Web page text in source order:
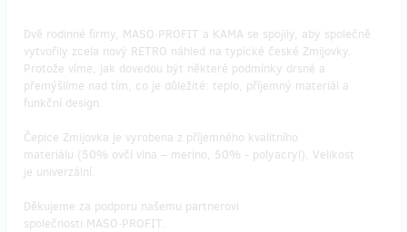
Dvě rodinné firmy, MASO·PROFIT a KAMA se spojily, aby společně
vytvořily zcela nový RETRO náhled na typické české Zmijovky.
Protože víme, jak dovedou být některé podmínky drsné a
přemýšlíme nad tím, co je důležité: teplo, příjemný materiál a
funkční design.
Čepice Zmijovka je vyrobena z příjemného kvalitního
materiálu (50% ovčí vlna – merino, 50% - polyacryl). Velikost
je univerzální.
Děkujeme za podporu našemu partnerovi
společnosti MASO·PROFIT.